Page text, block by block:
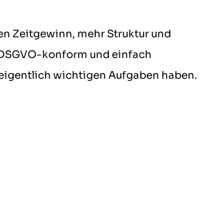
Zeitgewinn, mehr Struktur und
konform und einfach
wichtigen Aufgaben haben.